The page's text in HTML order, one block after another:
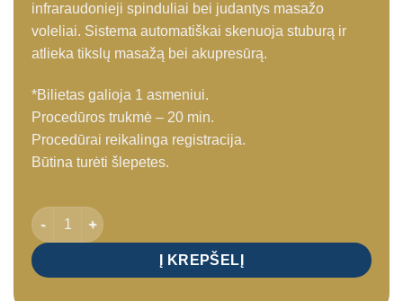
infraraudonieji spinduliai bei judantys masažo
voleliai. Sistema automatiškai skenuoja stuburą ir
atlieka tikslų masažą bei akupresūrą.
*Bilietas galioja 1 asmeniui.
Procedūros trukmė – 20 min.
Procedūrai reikalinga registracija.
Būtina turėti šlepetes.
produkto kiekis: NAUJIENA: Akupresūrinis termomasažas
Į KREPŠELĮ